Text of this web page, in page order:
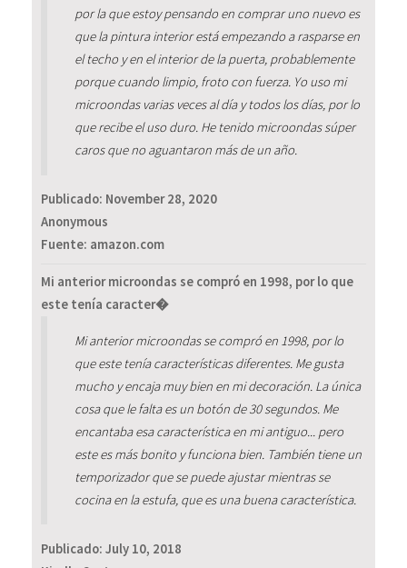
por la que estoy pensando en comprar uno nuevo es
que la pintura interior está empezando a rasparse en
el techo y en el interior de la puerta, probablemente
porque cuando limpio, froto con fuerza. Yo uso mi
microondas varias veces al día y todos los días, por lo
que recibe el uso duro. He tenido microondas súper
caros que no aguantaron más de un año.
Publicado: November 28, 2020
Anonymous
Fuente: amazon.com
Mi anterior microondas se compró en 1998, por lo que
este tenía caracter�
Mi anterior microondas se compró en 1998, por lo
que este tenía características diferentes. Me gusta
mucho y encaja muy bien en mi decoración. La única
cosa que le falta es un botón de 30 segundos. Me
encantaba esa característica en mi antiguo... pero
este es más bonito y funciona bien. También tiene un
temporizador que se puede ajustar mientras se
cocina en la estufa, que es una buena característica.
Publicado: July 10, 2018